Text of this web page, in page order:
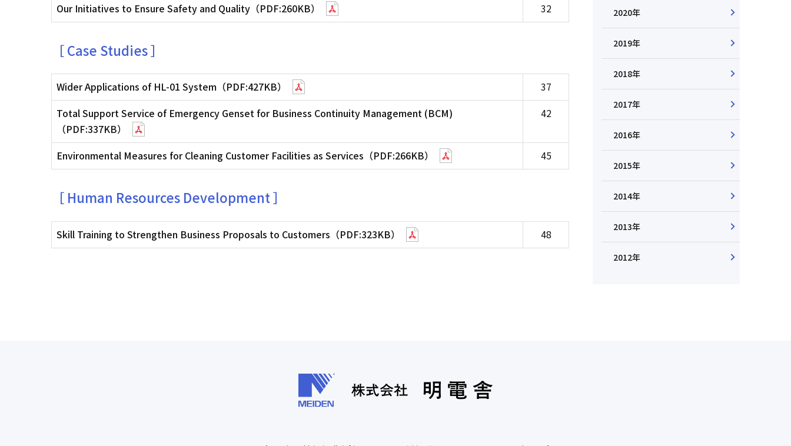
Our Initiatives to Ensure Safety and Quality（PDF:260KB） 32
［ Case Studies ］
Wider Applications of HL-01 System（PDF:427KB）
37
Total Support Service of Emergency Genset for Business Continuity Management (BCM)
（PDF:337KB）
42
Environmental Measures for Cleaning Customer Facilities as Services（PDF:266KB） 45
［ Human Resources Development ］
Skill Training to Strengthen Business Proposals to Customers（PDF:323KB） 48
2020年
2019年
2018年
2017年
2016年
2015年
2014年
2013年
2012年